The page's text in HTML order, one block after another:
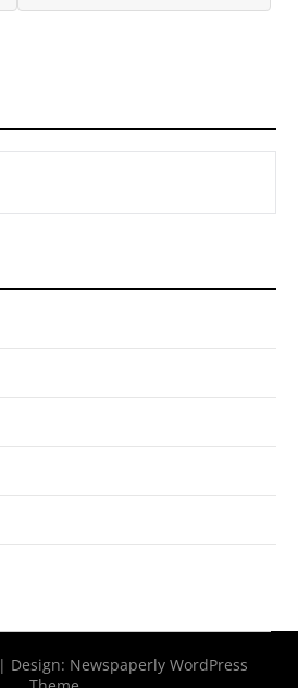
| Design: Newspaperly WordPress